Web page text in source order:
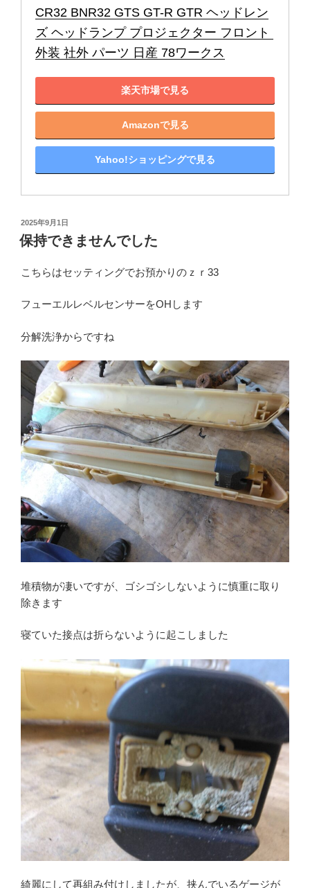
CR32 BNR32 GTS GT-R GTR ヘッドレン
ズ ヘッドランプ プロジェクター フロント
外装 社外 パーツ 日産 78ワークス
楽天市場で見る
Amazonで見る
Yahoo!ショッピングで見る
投
稿
日:
2025年9月1日
保持できませんでした
こちらはセッティングでお預かりのｚｒ33
フューエルレベルセンサーをOHします
分解洗浄からですね
堆積物が凄いですが、ゴシゴシしないように慎重に取り
除きます
寝ていた接点は折らないように起こしました
綺麗にして再組み付けしましたが、挟んでいるゲージが